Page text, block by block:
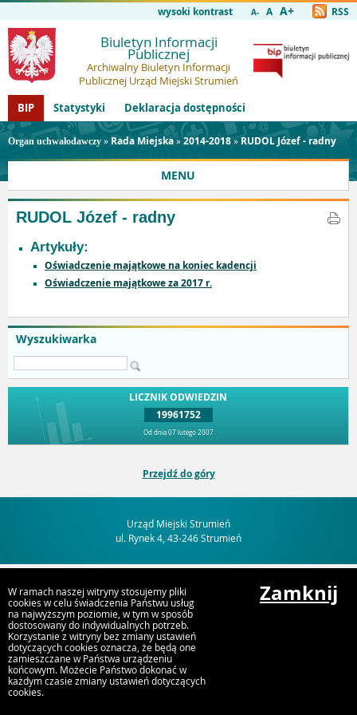
wysoki kontrast A- A A+ RSS
Biuletyn Informacji
Publicznej
Archiwalny Biuletyn Informacji
Publicznej Urząd Miejski Strumień
BIP
Statystyki Deklaracja dostępności
Organ uchwałodawczy » Rada Miejska»2014-2018»RUDOL Józef - radny
MENU
Wyszukiwarka
LICZNIK ODWIEDZIN
19961752
Od dnia 07 lutego 2007
RUDOL Józef - radny
Artykuły:
Oświadczenie majątkowe na koniec kadencji
Oświadczenie majątkowe za 2017 r.
Przejdź do góry
Urząd Miejski Strumień
ul. Rynek 4, 43-246 Strumień
W ramach naszej witryny stosujemy pliki
cookies w celu świadczenia Państwu usług
na najwyższym poziomie, w tym w sposób
dostosowany do indywidualnych potrzeb.
Korzystanie z witryny bez zmiany ustawień
dotyczących cookies oznacza, że będą one
zamieszczane w Państwa urządzeniu
końcowym. Możecie Państwo dokonać w
każdym czasie zmiany ustawień dotyczących
cookies.
Zamknij